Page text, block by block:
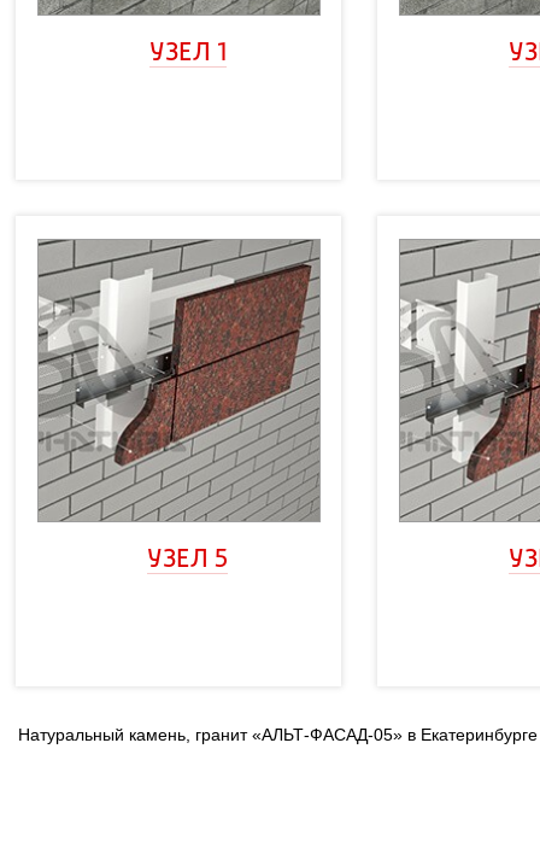
УЗЕЛ 1
УЗЕЛ 5
Натуральный камень, гранит «АЛЬТ-ФАСАД-05» в Екатеринбурге